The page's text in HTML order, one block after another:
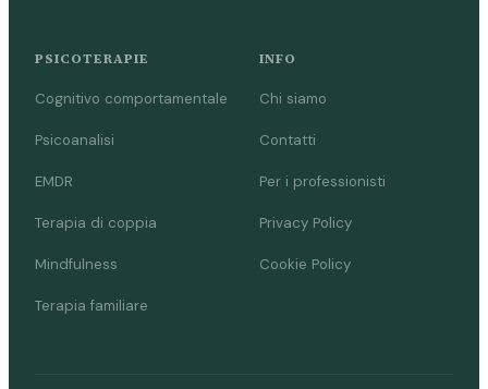
PSICOTERAPIE
Cognitivo comportamentale
Psicoanalisi
EMDR
Terapia di coppia
Mindfulness
Terapia familiare
INFO
Chi siamo
Contatti
Per i professionisti
Privacy Policy
Cookie Policy